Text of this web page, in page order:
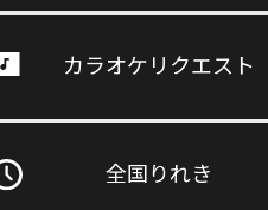
カラオケリクエスト
全国りれき